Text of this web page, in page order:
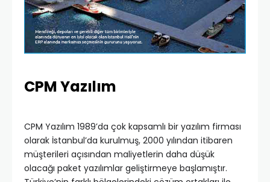
CPM Yazılım
CPM Yazılım 1989’da çok kapsamlı bir yazılım firması
olarak İstanbul’da kurulmuş, 2000 yılından itibaren
müşterileri açısından maliyetlerin daha düşük
olacağı paket yazılımlar geliştirmeye başlamıştır.